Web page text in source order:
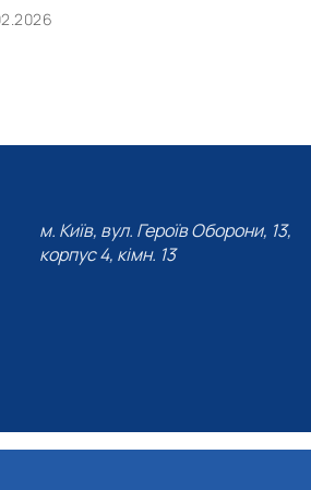
м. Київ, вул. Героїв Оборони, 13,
корпус 4, кімн. 13